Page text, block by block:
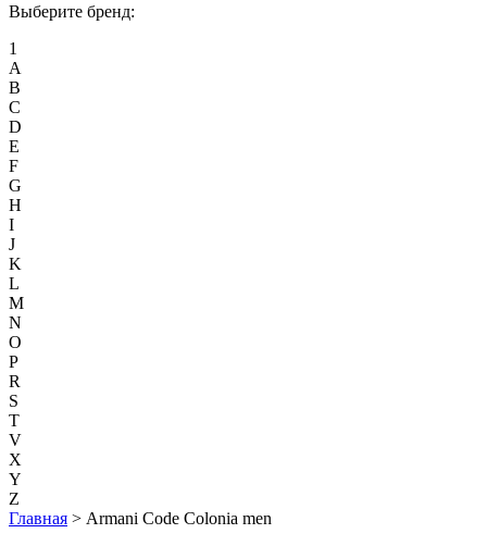
Выберите бренд:
1
A
B
C
D
E
F
G
H
I
J
K
L
M
N
O
P
R
S
T
V
X
Y
Z
Главная > Armani Code Colonia men